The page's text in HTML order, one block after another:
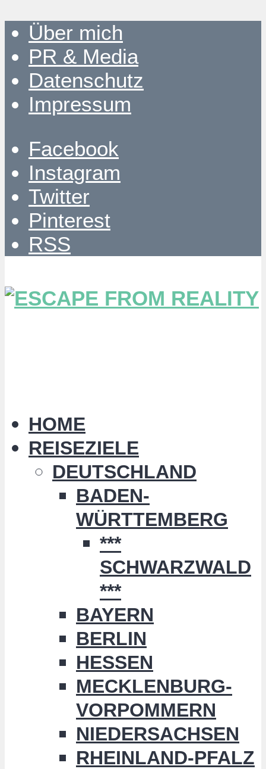
Über mich
PR & Media
Datenschutz
Impressum
Facebook
Instagram
Twitter
Pinterest
RSS
HOME
REISEZIELE
DEUTSCHLAND
BADEN-
WÜRTTEMBERG
***
SCHWARZWALD
***
BAYERN
BERLIN
HESSEN
MECKLENBURG-
VORPOMMERN
NIEDERSACHSEN
RHEINLAND-PFALZ